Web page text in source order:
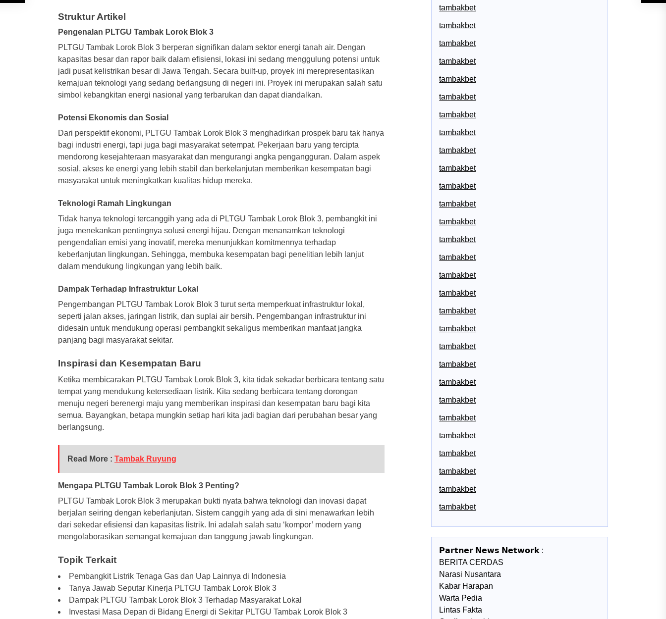
Struktur Artikel
Pengenalan PLTGU Tambak Lorok Blok 3
PLTGU Tambak Lorok Blok 3 berperan signifikan dalam sektor energi tanah air. Dengan
kapasitas besar dan rapor baik dalam efisiensi, lokasi ini sedang menggulung potensi untuk
jadi pusat kelistrikan besar di Jawa Tengah. Secara built-up, proyek ini merepresentasikan
kemajuan teknologi yang sedang berlangsung di negeri ini. Proyek ini merupakan salah satu
simbol kebangkitan energi nasional yang terbarukan dan dapat diandalkan.
Potensi Ekonomis dan Sosial
Dari perspektif ekonomi, PLTGU Tambak Lorok Blok 3 menghadirkan prospek baru tak hanya
bagi industri energi, tapi juga bagi masyarakat setempat. Pekerjaan baru yang tercipta
mendorong kesejahteraan masyarakat dan mengurangi angka pengangguran. Dalam aspek
sosial, akses ke energi yang lebih stabil dan berkelanjutan memberikan kesempatan bagi
masyarakat untuk meningkatkan kualitas hidup mereka.
Teknologi Ramah Lingkungan
Tidak hanya teknologi tercanggih yang ada di PLTGU Tambak Lorok Blok 3, pembangkit ini
juga menekankan pentingnya solusi energi hijau. Dengan menanamkan teknologi
pengendalian emisi yang inovatif, mereka menunjukkan komitmennya terhadap
keberlanjutan lingkungan. Sehingga, membuka kesempatan bagi penelitian lebih lanjut
dalam mendukung lingkungan yang lebih baik.
Dampak Terhadap Infrastruktur Lokal
Pengembangan PLTGU Tambak Lorok Blok 3 turut serta memperkuat infrastruktur lokal,
seperti jalan akses, jaringan listrik, dan suplai air bersih. Pengembangan infrastruktur ini
didesain untuk mendukung operasi pembangkit sekaligus memberikan manfaat jangka
panjang bagi masyarakat sekitar.
Inspirasi dan Kesempatan Baru
Ketika membicarakan PLTGU Tambak Lorok Blok 3, kita tidak sekadar berbicara tentang satu
tempat yang mendukung ketersediaan listrik. Kita sedang berbicara tentang dorongan
menuju negeri berenergi maju yang memberikan inspirasi dan kesempatan baru bagi kita
semua. Bayangkan, betapa mungkin setiap hari kita jadi bagian dari perubahan besar yang
berlangsung.
Read More : Tambak Ruyung
Mengapa PLTGU Tambak Lorok Blok 3 Penting?
PLTGU Tambak Lorok Blok 3 merupakan bukti nyata bahwa teknologi dan inovasi dapat
berjalan seiring dengan keberlanjutan. Sistem canggih yang ada di sini menawarkan lebih
dari sekedar efisiensi dan kapasitas listrik. Ini adalah salah satu ‘kompor’ modern yang
mengolaborasikan semangat kemajuan dan tanggung jawab lingkungan.
Topik Terkait
Pembangkit Listrik Tenaga Gas dan Uap Lainnya di Indonesia
Tanya Jawab Seputar Kinerja PLTGU Tambak Lorok Blok 3
Dampak PLTGU Tambak Lorok Blok 3 Terhadap Masyarakat Lokal
Investasi Masa Depan di Bidang Energi di Sekitar PLTGU Tambak Lorok Blok 3
tambakbet
tambakbet
tambakbet
tambakbet
tambakbet
tambakbet
tambakbet
tambakbet
tambakbet
tambakbet
tambakbet
tambakbet
tambakbet
tambakbet
tambakbet
tambakbet
tambakbet
tambakbet
tambakbet
tambakbet
tambakbet
tambakbet
tambakbet
tambakbet
tambakbet
tambakbet
tambakbet
tambakbet
tambakbet
𝗣𝗮𝗿𝘁𝗻𝗲𝗿 𝗡𝗲𝘄𝘀 𝗡𝗲𝘁𝘄𝗼𝗿𝗸 :
BERITA CERDAS
Narasi Nusantara
Kabar Harapan
Warta Pedia
Lintas Fakta